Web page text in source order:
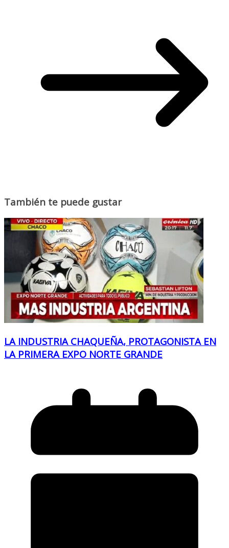
También te puede gustar
LA INDUSTRIA CHAQUEÑA, PROTAGONISTA EN
LA PRIMERA EXPO NORTE GRANDE